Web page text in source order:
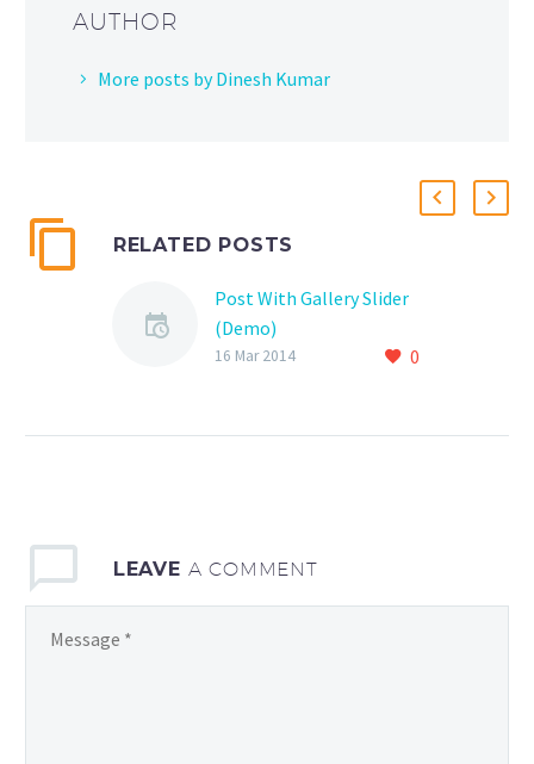
AUTHOR
More posts by Dinesh Kumar
RELATED POSTS
Post With Gallery Slider
(Demo)
Lorem Ipsum. Proin
0
16 Mar 2014
LEAVE A COMMENT